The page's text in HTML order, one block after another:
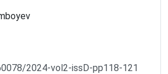
2024-vol2-issD-pp118-121